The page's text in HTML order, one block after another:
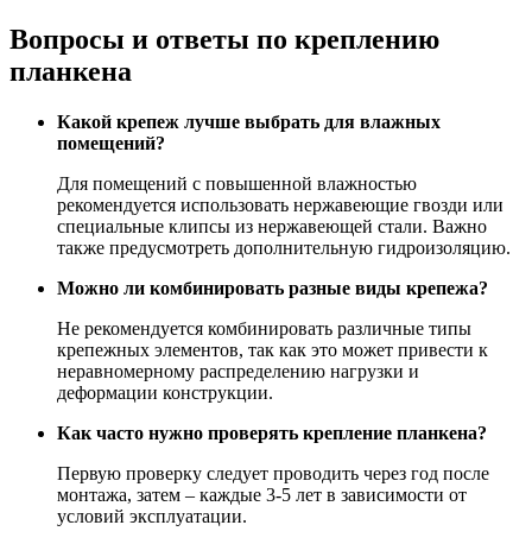
Вопросы и ответы по креплению
планкена
Какой крепеж лучше выбрать для влажных
помещений?
Для помещений с повышенной влажностью
рекомендуется использовать нержавеющие гвозди или
специальные клипсы из нержавеющей стали. Важно
также предусмотреть дополнительную гидроизоляцию.
Можно ли комбинировать разные виды крепежа?
Не рекомендуется комбинировать различные типы
крепежных элементов, так как это может привести к
неравномерному распределению нагрузки и
деформации конструкции.
Как часто нужно проверять крепление планкена?
Первую проверку следует проводить через год после
монтажа, затем – каждые 3-5 лет в зависимости от
условий эксплуатации.